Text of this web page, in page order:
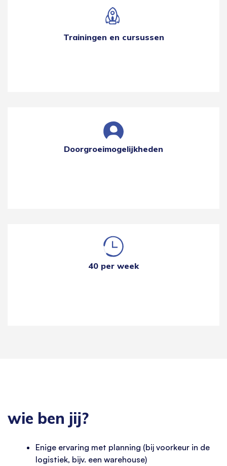
Trainingen en cursussen
Doorgroeimogelijkheden
40 per week
wie ben jij?
Enige ervaring met planning (bij voorkeur in de
logistiek, bijv. een warehouse)